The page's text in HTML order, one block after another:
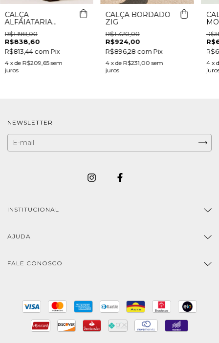
CALÇA
ALFAIATARIA
BASIC
R$1.198,00
R$838,60
R$813,44com Pix
4 x de R$209,65 sem
juros
CALÇA BORDADO
ZIG
R$1.320,00
R$924,00
R$896,28 com Pix
4 x de R$231,00 sem
juros
4 x
NEWSLETTER
INSTITUCIONAL
AJUDA
FALE CONOSCO